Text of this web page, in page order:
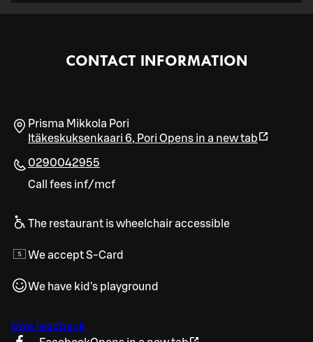
CONTACT INFORMATION
Prisma Mikkola Pori
Itäkeskuksenkaari 6, Pori Opens in a new tab
0290042955
Call fees inf/mcf
The restaurant is wheelchair accessible
We accept S-Card
We have kid's playground
Give feedback